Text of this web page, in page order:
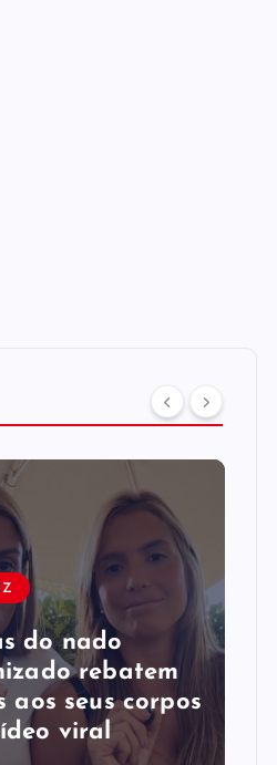
do nado
rebatem
​a​os seus corpos
viral